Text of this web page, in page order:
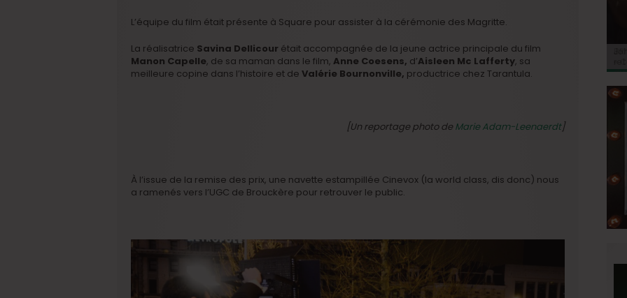
L’équipe du film était présente à Square pour assister à la cérémonie des Magritte.
La réalisatrice Savina Dellicour était accompagnée de la jeune actrice principale du film
Manon Capelle, de sa maman dans le film, Anne Coesens, d’Aisleen Mc Lafferty, sa
meilleure copine dans l’histoire et de Valérie Bournonville, productrice chez Tarantula.
[Un reportage photo de Marie Adam-Leenaerdt]
À l’issue de la remise des prix, une navette estampillée Cinevox (la world class, dis donc) nous
a ramenés vers l’UGC de Brouckère pour retrouver le public.
du